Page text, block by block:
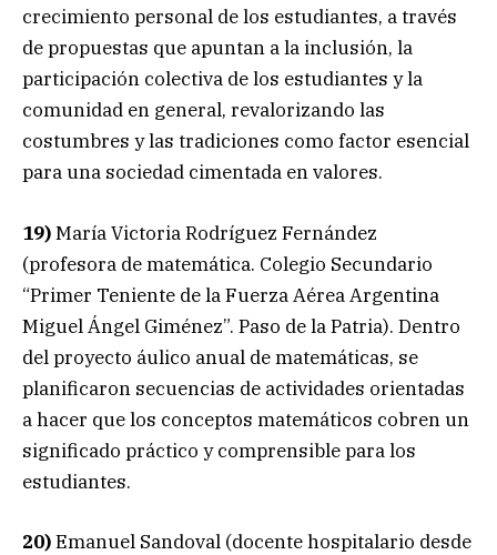
crecimiento personal de los estudiantes, a través
de propuestas que apuntan a la inclusión, la
participación colectiva de los estudiantes y la
comunidad en general, revalorizando las
costumbres y las tradiciones como factor esencial
para una sociedad cimentada en valores.
19)María Victoria Rodríguez Fernández
(profesora de matemática. Colegio Secundario
“Primer Teniente de la Fuerza Aérea Argentina
Miguel Ángel Giménez”. Paso de la Patria). Dentro
del proyecto áulico anual de matemáticas, se
planificaron secuencias de actividades orientadas
a hacer que los conceptos matemáticos cobren un
significado práctico y comprensible para los
estudiantes.
20)Emanuel Sandoval (docente hospitalario desde